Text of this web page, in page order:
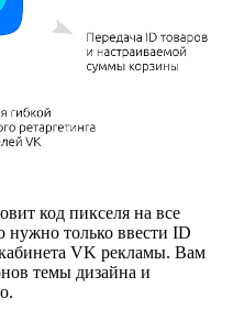
код пикселя на все
нужно только ввести ID
VK рекламы. Вам
темы дизайна и